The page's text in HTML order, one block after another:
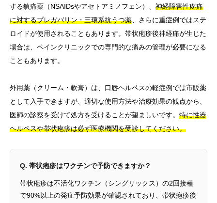
する鎮痛薬（NSAIDsやアセトアミノフェン）、 神経障害性疼痛
に対するプレガバリン・三環系抗うつ薬、さらに重症例ではステ
ロイドが使用されることもあります。帯状疱疹後神経痛が生じた
場合は、ペインクリニックでの専門的な痛みの管理が必要になる
こともあります。
外用薬（クリーム・軟膏）は、口唇ヘルペスの軽症例では市販薬
として入手できますが、適切な使用方法や治療効果の観点から、
医師の診察を受けて処方を受けることが望ましいです。 特に性器
ヘルペスや帯状疱疹は必ず医療機関を受診してください。
Q. 帯状疱疹はワクチンで予防できますか？
帯状疱疹は不活化ワクチン（シングリックス）の2回接種
で90%以上の発症予防効果が確認されており、帯状疱疹後